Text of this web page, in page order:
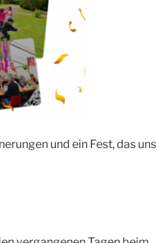
und ein Fest, das uns